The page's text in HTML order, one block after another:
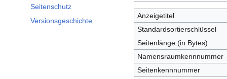
Seitenschutz
Versionsgeschichte
Anzeigetitel
Standardsortierschlüssel
Seitenlänge (in Bytes)
Namensraumkennnummer
Seitenkennnummer